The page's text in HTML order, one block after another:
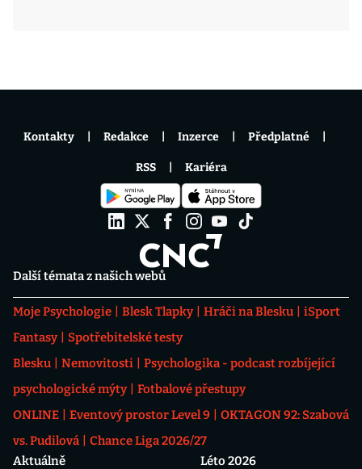
Další témata z našich webů
Moje Psychologie Blesk Tlapky Hráči na Blesku
iSport
Fantasy
Spotřebitelské testy
Blesku
Nemovitosti
Psychologika - podcast rozbíjející
psychologické mýty
Fotbalové přestupy
ONLINE
Eventový prostor Level 9
OKTAGON 92: Szabová
vs. Pudilová
Chance Liga 2026/27
Aktuálně
Léto 2026
Kontakty Redakce Inzerce Předplatné
RSS Kariéra